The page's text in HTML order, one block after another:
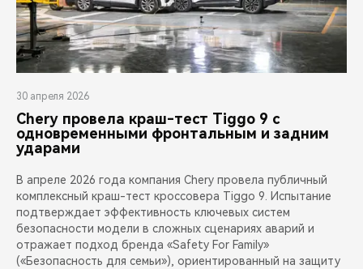
30 апреля 2026
Chery провела краш-тест Tiggo 9 с
одновременными фронтальным и задним
ударами
В апреле 2026 года компания Chery провела публичный
комплексный краш-тест кроссовера Tiggo 9. Испытание
подтверждает эффективность ключевых систем
безопасности модели в сложных сценариях аварий и
отражает подход бренда «Safety For Family»
(«Безопасность для семьи»), ориентированный на защиту